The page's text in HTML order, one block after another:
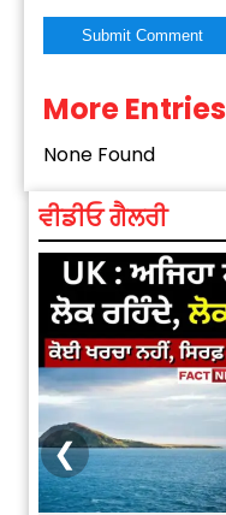
Alternative:
More Entries
None Found
ਵੀਡੀਓ ਗੈਲਰੀ
❮